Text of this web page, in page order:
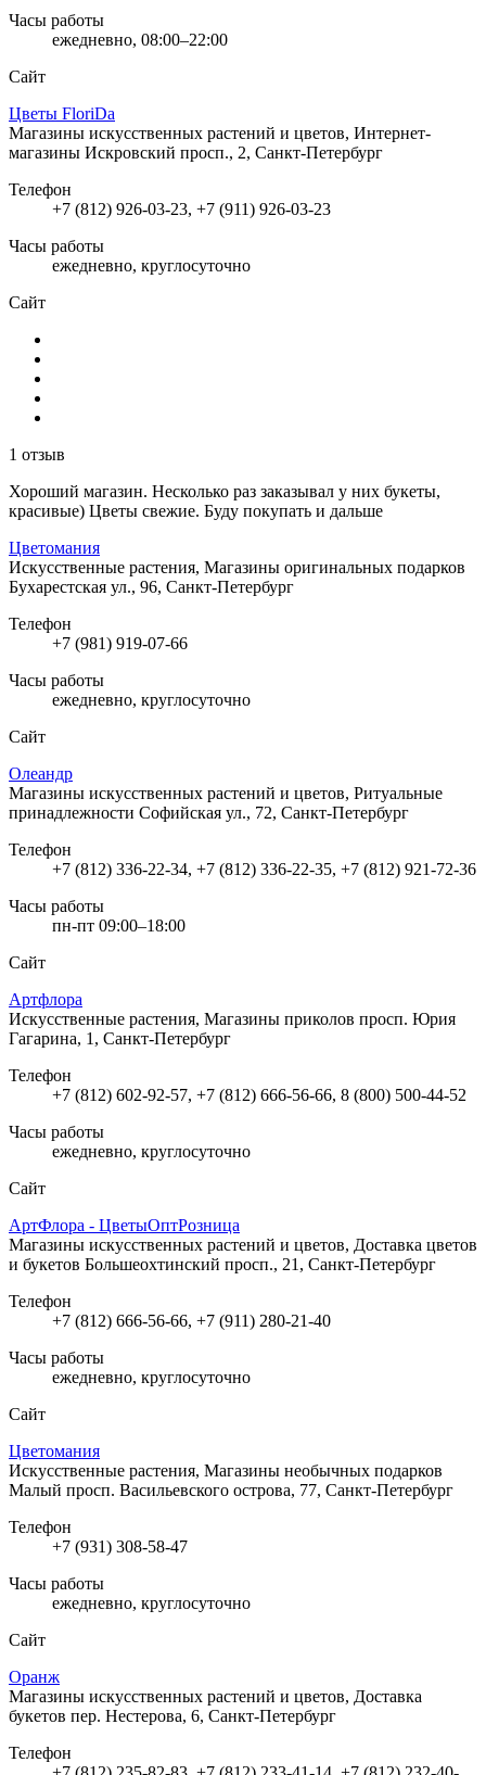
Часы работы
ежедневно, 08:00–22:00
Сайт
Цветы FloriDa
Магазины искусственных растений и цветов, Интернет-
магазины Искровский просп., 2, Санкт-Петербург
Телефон
+7 (812) 926-03-23, +7 (911) 926-03-23
Часы работы
ежедневно, круглосуточно
Сайт
1 отзыв
Хороший магазин. Несколько раз заказывал у них букеты,
красивые) Цветы свежие. Буду покупать и дальше
Цветомания
Искусственные растения, Магазины оригинальных подарков
Бухарестская ул., 96, Санкт-Петербург
Телефон
+7 (981) 919-07-66
Часы работы
ежедневно, круглосуточно
Сайт
Олеандр
Магазины искусственных растений и цветов, Ритуальные
принадлежности Софийская ул., 72, Санкт-Петербург
Телефон
+7 (812) 336-22-34, +7 (812) 336-22-35, +7 (812) 921-72-36
Часы работы
пн-пт 09:00–18:00
Сайт
Артфлора
Искусственные растения, Магазины приколов просп. Юрия
Гагарина, 1, Санкт-Петербург
Телефон
+7 (812) 602-92-57, +7 (812) 666-56-66, 8 (800) 500-44-52
Часы работы
ежедневно, круглосуточно
Сайт
АртФлора - ЦветыОптРозница
Магазины искусственных растений и цветов, Доставка цветов
и букетов Большеохтинский просп., 21, Санкт-Петербург
Телефон
+7 (812) 666-56-66, +7 (911) 280-21-40
Часы работы
ежедневно, круглосуточно
Сайт
Цветомания
Искусственные растения, Магазины необычных подарков
Малый просп. Васильевского острова, 77, Санкт-Петербург
Телефон
+7 (931) 308-58-47
Часы работы
ежедневно, круглосуточно
Сайт
Оранж
Магазины искусственных растений и цветов, Доставка
букетов пер. Нестерова, 6, Санкт-Петербург
Телефон